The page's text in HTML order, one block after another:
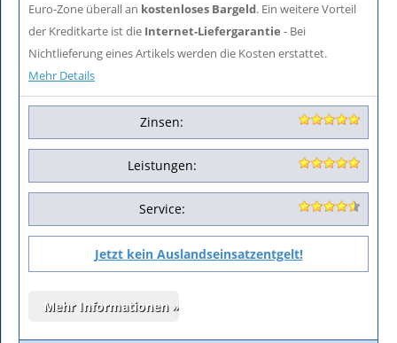
Euro-Zone überall an kostenloses Bargeld. Ein weitere Vorteil
der Kreditkarte ist die Internet-Liefergarantie - Bei
Nichtlieferung eines Artikels werden die Kosten erstattet.
Mehr Details
Zinsen:
Leistungen:
Service:
Jetzt kein Auslandseinsatzentgelt!